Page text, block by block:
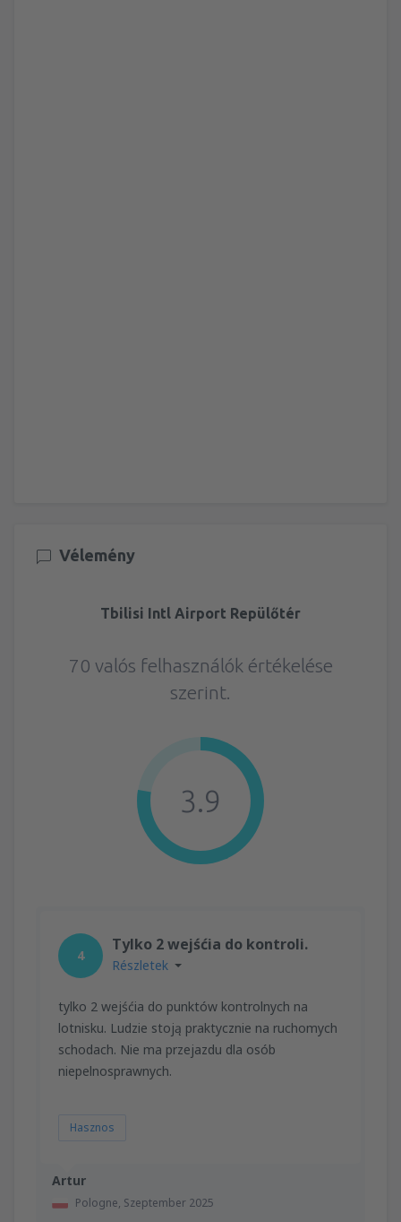
Vélemény
Tbilisi Intl Airport Repülőtér
70 valós felhasználók értékelése
szerint.
3.9
Artur
Pologne, Szeptember 2025
4
Tylko 2 wejśćia do kontroli.
Részletek
tylko 2 wejśćia do punktów kontrolnych na
lotnisku. Ludzie stoją praktycznie na ruchomych
schodach. Nie ma przejazdu dla osób
niepelnosprawnych.
Hasznos